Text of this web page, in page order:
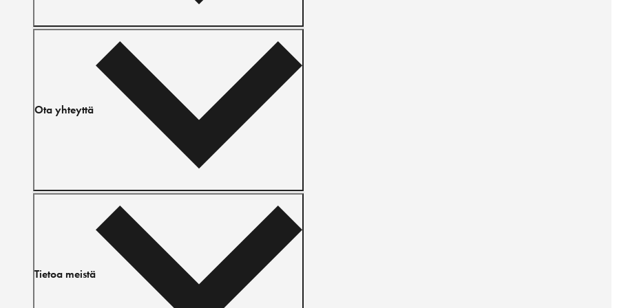
Ota yhteyttä
Tietoa meistä